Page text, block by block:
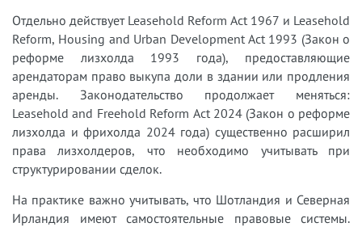
Отдельно действует Leasehold Reform Act 1967 и Leasehold
Reform, Housing and Urban Development Act 1993 (Закон о
реформе лизхолда 1993 года), предоставляющие
арендаторам право выкупа доли в здании или продления
аренды. Законодательство продолжает меняться:
Leasehold and Freehold Reform Act 2024 (Закон о реформе
лизхолда и фрихолда 2024 года) существенно расширил
права лизхолдеров, что необходимо учитывать при
структурировании сделок.
На практике важно учитывать, что Шотландия и Северная
Ирландия имеют самостоятельные правовые системы.